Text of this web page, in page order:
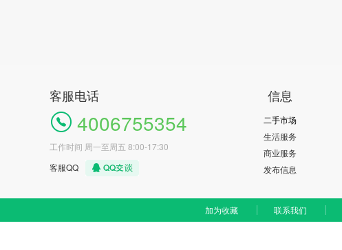
客服电话
4006755354
工作时间 周一至周五 8:00-17:30
客服QQ
信息
二手市场
生活服务
商业服务
发布信息
加为收藏 联系我们